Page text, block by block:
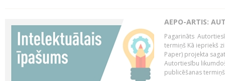
AEPO-ARTIS:
Pagarināts
termiņš Kā iepriekš
Paper) projekta
Autortiesību
publicēšanas